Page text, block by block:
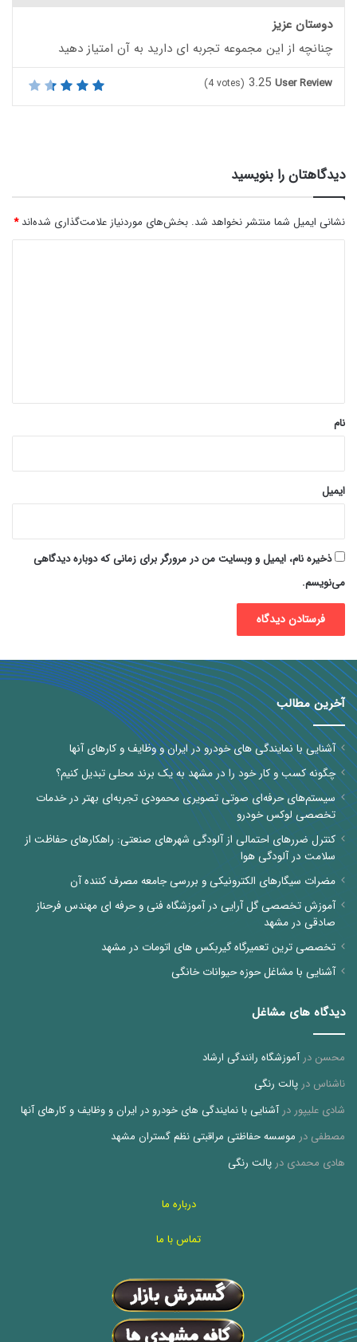
دوستان عزیز
چنانچه از این مجموعه تجربه ای دارید به آن امتیاز دهید
User Review
3.25
(4 votes)
دیدگاهتان را بنویسید
نشانی ایمیل شما منتشر نخواهد شد. بخش‌های موردنیاز علامت‌گذاری شده‌اند*
نام
ایمیل
ذخیره نام، ایمیل و وبسایت من در مرورگر برای زمانی که دوباره دیدگاهی
می‌نویسم.
آخرین مطالب
آشنایی با نمایندگی های خودرو در ایران و وظایف و کارهای آنها
چگونه کسب و کار خود را در مشهد به یک برند محلی تبدیل کنیم؟
سیستم‌های حرفه‌ای صوتی تصویری محمودی تجربه‌ای بهتر در خدمات
تخصصی لوکس خودرو
کنترل ضررهای احتمالی از آلودگی شهرهای صنعتی: راهکارهای حفاظت از
سلامت در آلودگی هوا
مضرات سیگارهای الکترونیکی و بررسی جامعه مصرف کننده آن
آموزش تخصصی گل آرایی در آموزشگاه فنی و حرفه ای مهندس فرحناز
صادقی در مشهد
تخصصی ترین تعمیرگاه گیربکس های اتومات در مشهد
آشنایی با مشاغل حوزه حیوانات خانگی
دیدگاه های مشاغل
محسن درآموزشگاه رانندگی ارشاد
ناشناس در پالت رنگی
شادی علیپور درآشنایی با نمایندگی های خودرو در ایران و وظایف و کارهای آنها
مصطفی در موسسه حفاظتی مراقبتی نظم گستران مشهد
هادی محمدی در پالت رنگی
درباره ما
تماس با ما